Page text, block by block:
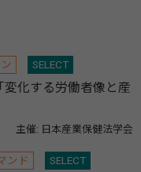
SELECT
化する労働者像と産
主催: 日本産業保健法学会
ンド SELECT